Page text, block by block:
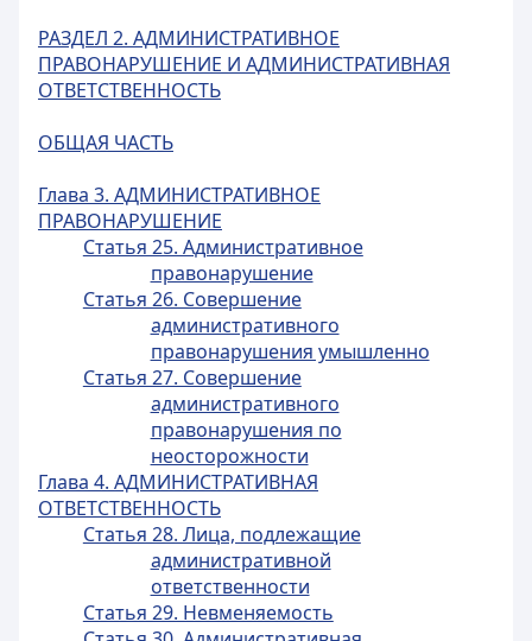
РАЗДЕЛ 2. АДМИНИСТРАТИВНОЕ
ПРАВОНАРУШЕНИЕ И АДМИНИСТРАТИВНАЯ
ОТВЕТСТВЕННОСТЬ
ОБЩАЯ ЧАСТЬ
Глава 3. АДМИНИСТРАТИВНОЕ
ПРАВОНАРУШЕНИЕ
Статья 25. Административное
правонарушение
Статья 26. Совершение
административного
правонарушения умышленно
Статья 27. Совершение
административного
правонарушения по
неосторожности
Глава 4. АДМИНИСТРАТИВНАЯ
ОТВЕТСТВЕННОСТЬ
Статья 28. Лица, подлежащие
административной
ответственности
Статья 29. Невменяемость